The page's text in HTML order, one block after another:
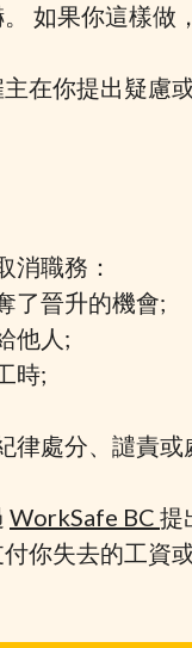
如果你這樣做
在你提出疑慮
消職務：
了晉升的機會;
他人;
時;
律處分、譴責或
WorkSafe BC 提
你失去的工資